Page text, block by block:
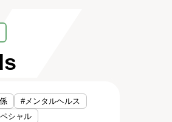
#メンタルヘルス
シャル